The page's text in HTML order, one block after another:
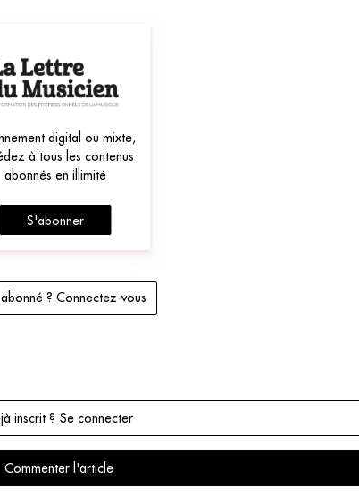
digital ou mixte,
à tous les contenus
abonnés en illimité
S'abonner
? Connectez-vous
inscrit ? Se connecter
Commenter l'article